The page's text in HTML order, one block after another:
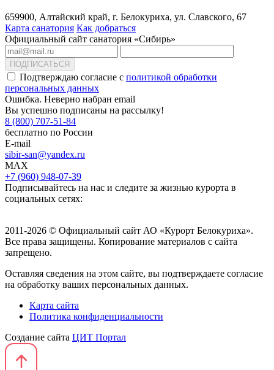
659900, Алтайский край, г. Белокуриха, ул. Славского, 67
Карта санатория Как добраться
Официальный сайт санатория «Сибирь»
ПОДПИСАТЬСЯ
Подтверждаю согласие с политикой обработки
персональных данных
Ошибка. Неверно набран email
Вы успешно подписаны на рассылку!
8 (800) 707-51-84
бесплатно по России
E-mail
sibir-san@yandex.ru
MAX
+7 (960) 948-07-39
Подписывайтесь на нас и следите за жизнью курорта в
социальных сетях:
2011-2026 © Официальный сайт АО «Курорт Белокуриха».
Все права защищены. Копирование материалов с сайта
запрещено.
Оставляя сведения на этом сайте, вы подтверждаете согласие
на обработку ваших персональных данных.
Карта сайта
Политика конфиденциальности
Создание сайта ЦИТ Портал